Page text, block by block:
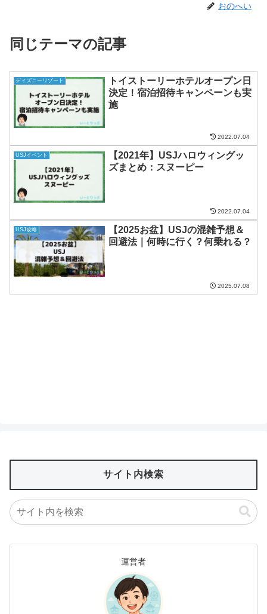
おのへい
同じテーマの記事
ディズニーリゾート
トイストーリーホテルオープン日
決定！宿泊招待キャンペーンも実
施
2022.07.04
USJイベント
【2021年】USJハロウィングッ
ズまとめ：スヌーピー
2022.07.04
USJ攻略
【2025お盆】USJの混雑予想＆
回避法｜何時に行く？何乗れる？
2025.07.08
サイト内検索
運営者